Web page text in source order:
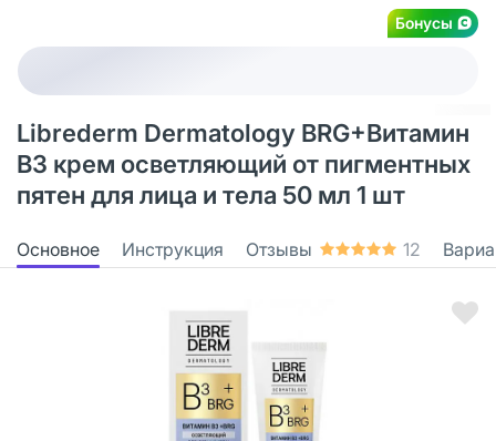
Бонусы
Librederm Dermatology BRG+Витамин
В3 крем осветляющий от пигментных
пятен для лица и тела 50 мл 1 шт
Основное Инструкция Отзывы 12